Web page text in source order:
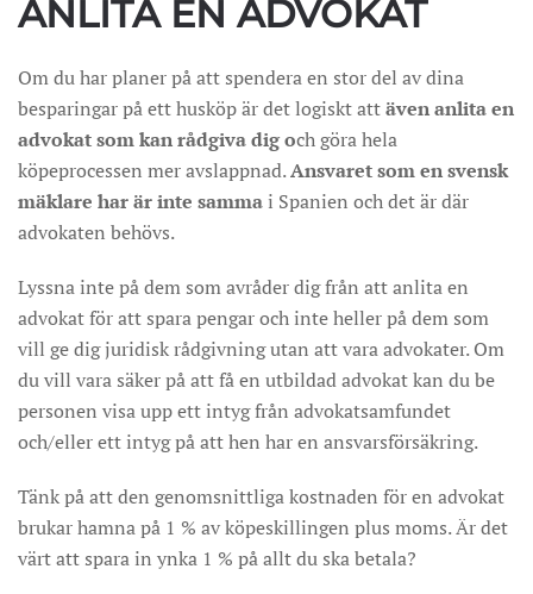
ANLITA EN ADVOKAT
Om du har planer på att spendera en stor del av dina
besparingar på ett husköp är det logiskt attäven anlita en
advokat som kan rådgiva dig och göra hela
köpeprocessen mer avslappnad.Ansvaret som en svensk
mäklare har är inte sammai Spanien och det är där
advokaten behövs.
Lyssna inte på dem som avråder dig från att anlita en
advokat för att spara pengar och inte heller på dem som
vill ge dig juridisk rådgivning utan att vara advokater. Om
du vill vara säker på att få en utbildad advokat kan du be
personen visa upp ett intyg från advokatsamfundet
och/eller ett intyg på att hen har en ansvarsförsäkring.
Tänk på att den genomsnittliga kostnaden för en advokat
brukar hamna på 1 % av köpeskillingen plus moms. Är det
värt att spara in ynka 1 % på allt du ska betala?